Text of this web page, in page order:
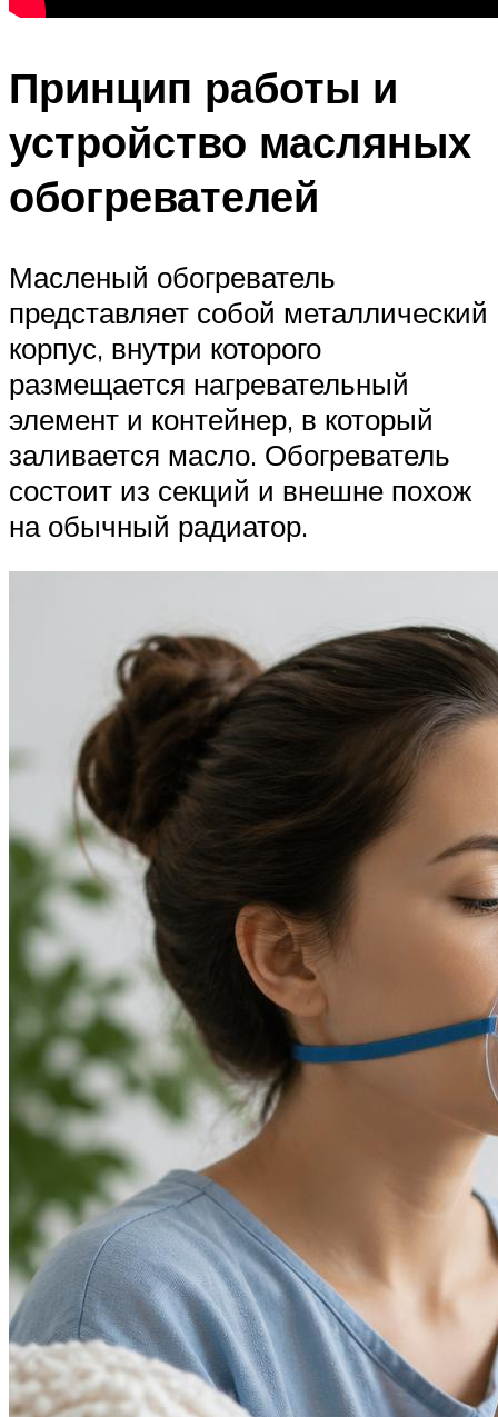
Принцип работы и
устройство масляных
обогревателей
Масленый обогреватель
представляет собой металлический
корпус, внутри которого
размещается нагревательный
элемент и контейнер, в который
заливается масло. Обогреватель
состоит из секций и внешне похож
на обычный радиатор.